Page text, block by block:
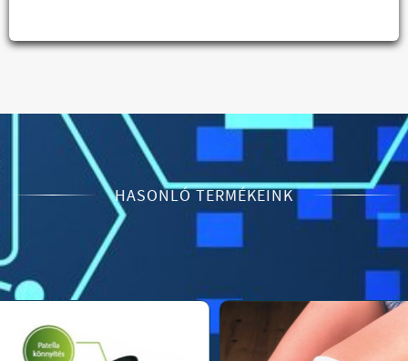
HASONLÓ TERMÉKEINK